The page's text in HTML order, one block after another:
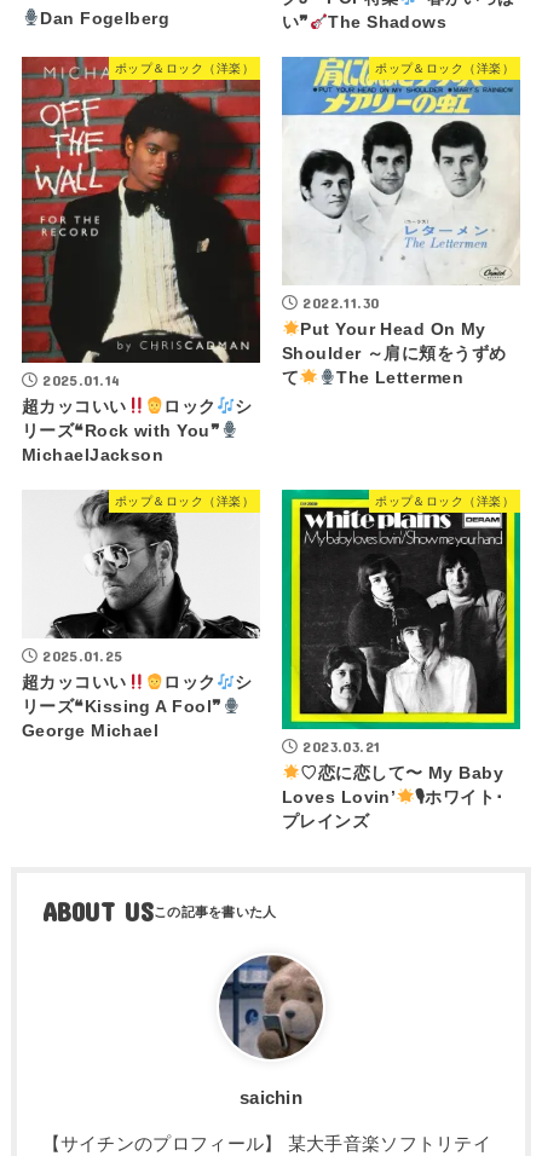
Dan Fogelberg
い❞
The Shadows
ポップ＆ロック（洋楽）
2025.01.14
超カッコいい
ロック
シ
リーズ❝Rock with You❞
MichaelJackson
ポップ＆ロック（洋楽）
2022.11.30
Put Your Head On My
Shoulder ～肩に頬をうずめ
て
The Lettermen
ポップ＆ロック（洋楽）
2025.01.25
超カッコいい
ロック
シ
リーズ❝Kissing A Fool❞
George Michael
ポップ＆ロック（洋楽）
2023.03.21
♡恋に恋して〜 My Baby
Loves Lovin’
🎙ホワイト･
プレインズ
ABOUT US
saichin
【サイチンのプロフィール】 某大手音楽ソフトリテイ